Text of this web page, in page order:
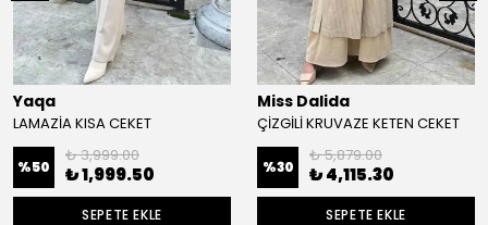
Yaqa
LAMAZİA KISA CEKET
%50
₺ 3,999.00
₺ 1,999.50
SEPETE EKLE
Miss Dalida
ÇİZGİLİ KRUVAZE KETEN CEKET
%30
₺ 5,879.00
₺ 4,115.30
SEPETE EKLE